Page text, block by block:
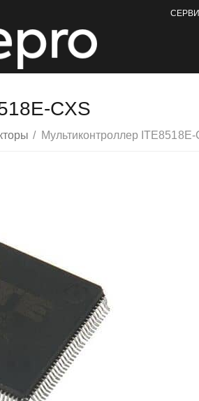
CXS
/ Мультиконтроллер ITE8518E-